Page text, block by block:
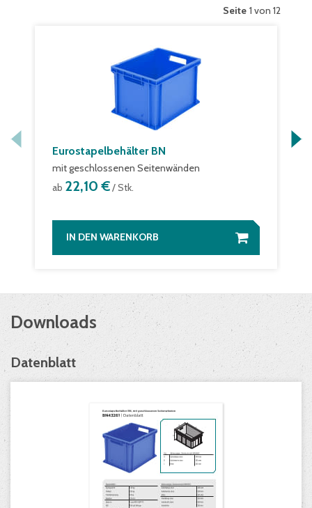
Seite 1 von 12
Eurostapelbehälter BN
mit geschlossenen Seitenwänden
ab 22,10 €/ Stk.
IN DEN WARENKORB
Downloads
Datenblatt